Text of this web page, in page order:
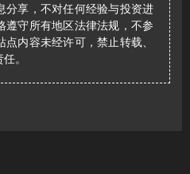
分享，不对任何经验与投资进
遵守所有地区法律法规，不参
内容未经许可，禁止转载、
。